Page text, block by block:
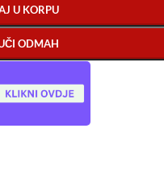
U KORPU
ODMAH